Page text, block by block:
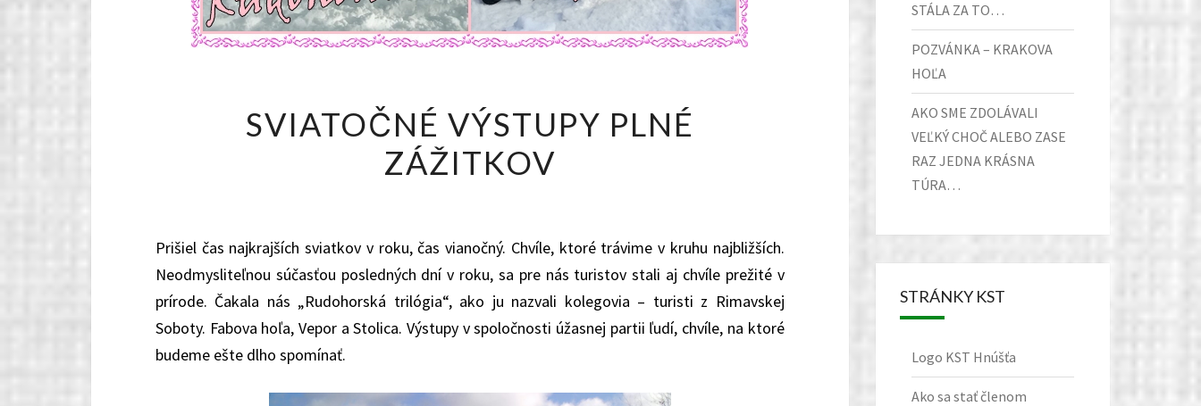
VÝSTUPY
PLNÉ
ZÁŽITKOV
SVIATOČNÉ VÝSTUPY PLNÉ
ZÁŽITKOV
Prišiel čas najkrajších sviatkov v roku, čas vianočný. Chvíle, ktoré trávime v kruhu najbližších.
Neodmysliteľnou súčasťou posledných dní v roku, sa pre nás turistov stali aj chvíle prežité v
prírode. Čakala nás „Rudohorská trilógia“, ako ju nazvali kolegovia – turisti z Rimavskej
Soboty. Fabova hoľa, Vepor a Stolica. Výstupy v spoločnosti úžasnej partii ľudí, chvíle, na ktoré
budeme ešte dlho spomínať.
STÁLA ZA TO…
POZVÁNKA – KRAKOVA
HOĽA
AKO SME ZDOLÁVALI
VEĽKÝ CHOČ ALEBO ZASE
RAZ JEDNA KRÁSNA
TÚRA…
STRÁNKY KST
Logo KST Hnúšťa
Ako sa stať členom